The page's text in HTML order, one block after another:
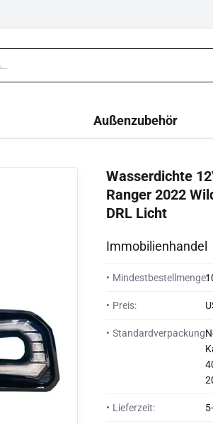
Außenzubehör
Wasserdichte
Ranger 2022
DRL Licht
Immobilienhandel
• Mindestbestellmenge:
• Preis:
• Standardverpackung:
• Lieferzeit: